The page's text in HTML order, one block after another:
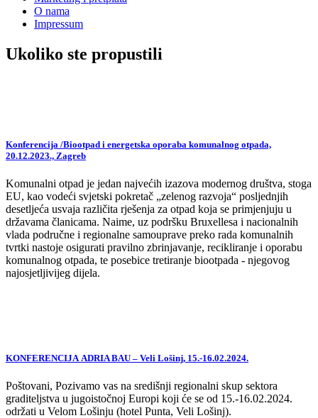
O nama
Impressum
Ukoliko ste propustili
Konferencija /Biootpad i energetska oporaba komunalnog otpada,
20.12.2023., Zagreb
Komunalni otpad je jedan najvećih izazova modernog društva, stoga
EU, kao vodeći svjetski pokretač „zelenog razvoja“ posljednjih
desetljeća usvaja različita rješenja za otpad koja se primjenjuju u
državama članicama. Naime, uz podršku Bruxellesa i nacionalnih
vlada područne i regionalne samouprave preko rada komunalnih
tvrtki nastoje osigurati pravilno zbrinjavanje, recikliranje i oporabu
komunalnog otpada, te posebice tretiranje biootpada - njegovog
najosjetljivijeg dijela.
KONFERENCIJA ADRIA BAU – Veli Lošinj, 15.-16.02.2024.
Poštovani, Pozivamo vas na središnji regionalni skup sektora
graditeljstva u jugoistočnoj Europi koji će se od 15.-16.02.2024.
održati u Velom Lošinju (hotel Punta, Veli Lošinj).